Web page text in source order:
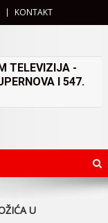
KONTAKT
TELEVIZIJA -
I 547.
U